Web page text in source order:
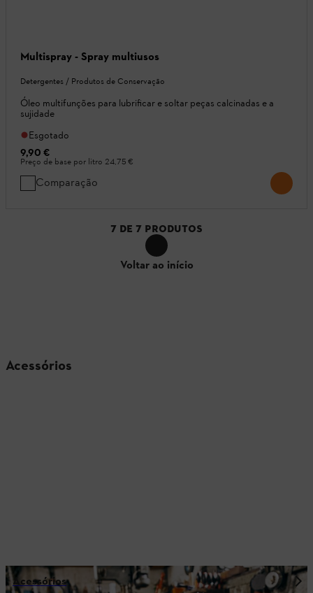
Multispray - Spray multiusos
Detergentes / Produtos de Conservação
Óleo multifunções para lubrificar e soltar peças calcinadas e a
sujidade
Esgotado
9,90 €
Preço de base por litro 24,75 €
Comparação
7 DE 7 PRODUTOS
Voltar ao início
Acessórios
Acessórios